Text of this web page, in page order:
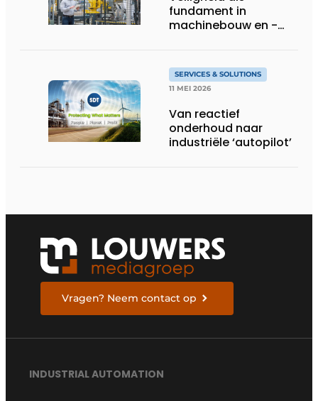
fundament in
machinebouw en -
SERVICES & SOLUTIONS
11 MEI 2026
Van reactief
onderhoud naar
industriële ‘autopilot’
Vragen? Neem contact op
INDUSTRIAL AUTOMATION